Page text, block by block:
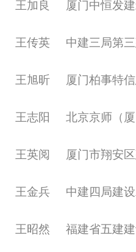
王加良 厦门中恒发
王传英 中建三局第
王旭昕 厦门柏事特
王志阳 北京京师（
王英阅 厦门市翔安
王金兵 中建四局建
王昭然 福建省五建